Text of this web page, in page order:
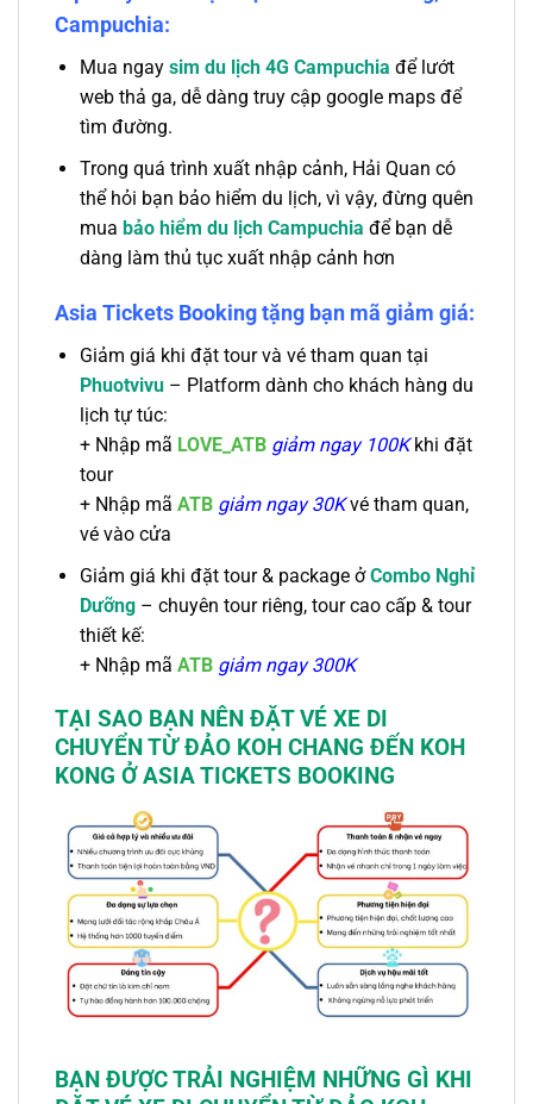
Campuchia:
Mua ngay sim du lịch 4G Campuchia để lướt
web thả ga, dễ dàng truy cập google maps để
tìm đường.
Trong quá trình xuất nhập cảnh, Hải Quan có
thể hỏi bạn bảo hiểm du lịch, vì vậy, đừng quên
mua bảo hiểm du lịch Campuchia để bạn dễ
dàng làm thủ tục xuất nhập cảnh hơn
Asia Tickets Booking tặng bạn mã giảm giá:
Giảm giá khi đặt tour và vé tham quan tại
Phuotvivu – Platform dành cho khách hàng du
lịch tự túc:
+ Nhập mã LOVE_ATB giảm ngay 100Kkhi đặt
tour
+ Nhập mã ATBgiảm ngay 30Kvé tham quan,
vé vào cửa
Giảm giá khi đặt tour & package ở Combo Nghỉ
Dưỡng– chuyên tour riêng, tour cao cấp & tour
thiết kế:
+ Nhập mã ATB giảm ngay 300K
TẠI SAO BẠN NÊN ĐẶTVÉ XE DI
CHUYỂN TỪ ĐẢO KOH CHANG ĐẾN KOH
KONG Ở ASIA TICKETS BOOKING
BẠN ĐƯỢC TRẢI NGHIỆM NHỮNG GÌ KHI